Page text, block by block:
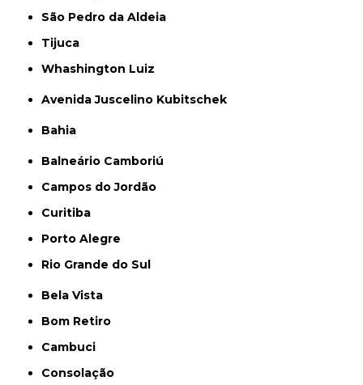
São Pedro da Aldeia
Tijuca
Whashington Luiz
Avenida Juscelino Kubitschek
Bahia
Balneário Camboriú
Campos do Jordão
Curitiba
Porto Alegre
Rio Grande do Sul
Bela Vista
Bom Retiro
Cambuci
Consolação